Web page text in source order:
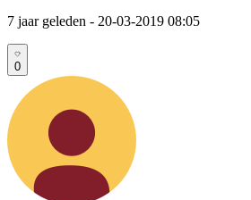
7 jaar geleden - 20-03-2019 08:05
0